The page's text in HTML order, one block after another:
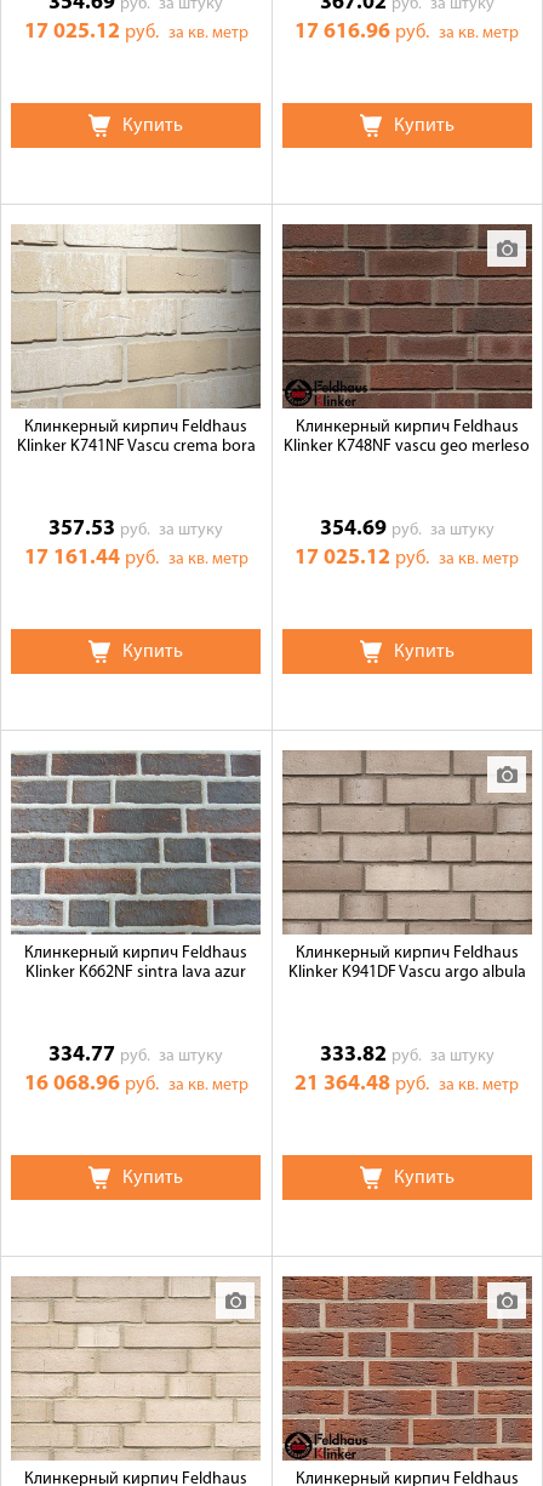
руб.за штуку
17 025.12 руб. за кв. метр
Купить
руб. за штуку
17 616.96 руб.за кв. метр
Купить
Клинкерный кирпич Feldhaus
Klinker K741NF Vascu crema bora
357.53 руб.за штуку
17 161.44 руб. за кв. метр
Купить
Клинкерный кирпич Feldhaus
Klinker K748NF vascu geo merleso
354.69 руб. за штуку
17 025.12 руб.за кв. метр
Купить
Клинкерный кирпич Feldhaus
Klinker K662NF sintra lava azur
334.77 руб.за штуку
16 068.96 руб. за кв. метр
Купить
Клинкерный кирпич Feldhaus
Klinker K941DF Vascu argo albula
333.82 руб. за штуку
21 364.48 руб.за кв. метр
Купить
Клинкерный кирпич Feldhaus
Клинкерный кирпич Feldhaus